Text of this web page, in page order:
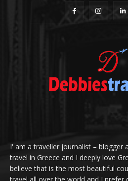
I' am a traveller journalist – blogger
travel in Greece and I deeply love
believe that is the most beautiful